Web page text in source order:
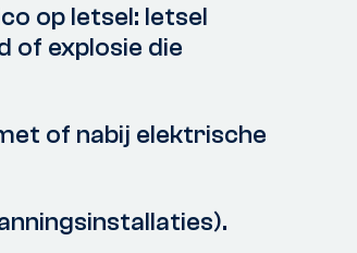
op letsel: letsel
of explosie die
of nabij elektrische